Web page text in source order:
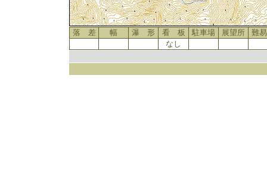
落 差 幅 瀑 形 看 板 駐車場 展望所
難
なし